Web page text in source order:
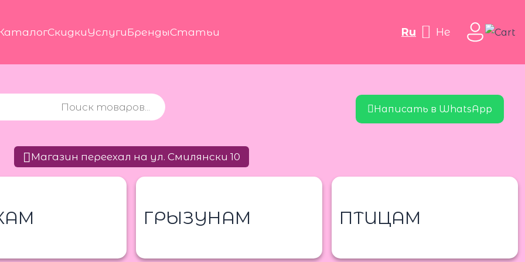
ru he
СкидкиУслугиБрендыСтатьи
Написать в WhatsApp
Магазин переехал на ул. Смилянски 10
ГРЫЗУНАМ ПТИЦАМ